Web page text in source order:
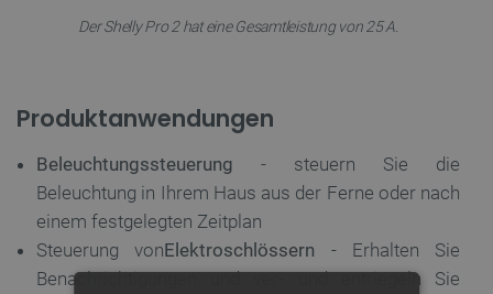
Der Shelly Pro 2 hat eine Gesamtleistung von 25 A.
Produktanwendungen
Beleuchtungssteuerung - steuern Sie die
Beleuchtung in Ihrem Haus aus der Ferne oder nach
einem festgelegten Zeitplan
Steuerung vonElektroschlössern - Erhalten Sie
Benachrichtigungen und ver- und entriegeln Sie